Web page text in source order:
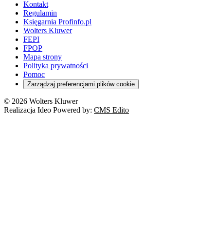
Kontakt
Regulamin
Księgarnia Profinfo.pl
Wolters Kluwer
FEPI
FPOP
Mapa strony
Polityka prywatności
Pomoc
Zarządzaj preferencjami plików cookie
© 2026 Wolters Kluwer
Realizacja Ideo Powered by: CMS Edito